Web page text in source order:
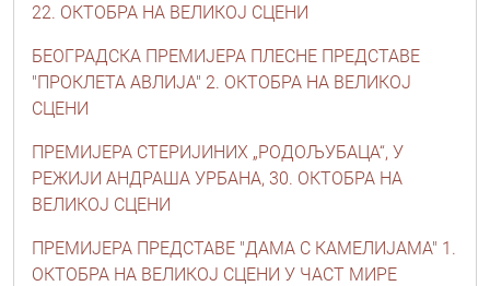
22. ОКТОБРА НА ВЕЛИКОЈ СЦЕНИ
БЕОГРАДСКА ПРЕМИЈЕРА ПЛЕСНЕ ПРЕДСТАВЕ
"ПРОКЛЕТА АВЛИЈА" 2. ОКТОБРА НА ВЕЛИКОЈ
СЦЕНИ
ПРЕМИЈЕРА СТЕРИЈИНИХ „РОДОЉУБАЦА“, У
РЕЖИЈИ АНДРАША УРБАНА, 30. ОКТОБРА НА
ВЕЛИКОЈ СЦЕНИ
ПРЕМИЈЕРА ПРЕДСТАВЕ "ДАМА С КАМЕЛИЈАМА" 1.
ОКТОБРА НА ВЕЛИКОЈ СЦЕНИ У ЧАСТ МИРЕ